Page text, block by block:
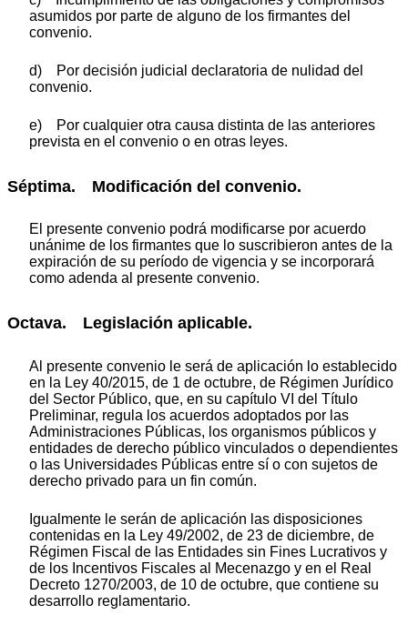
asumidos por parte de alguno de los firmantes del
convenio.
d) Por decisión judicial declaratoria de nulidad del
convenio.
e) Por cualquier otra causa distinta de las anteriores
prevista en el convenio o en otras leyes.
Séptima. Modificación del convenio.
El presente convenio podrá modificarse por acuerdo
unánime de los firmantes que lo suscribieron antes de la
expiración de su período de vigencia y se incorporará
como adenda al presente convenio.
Octava. Legislación aplicable.
Al presente convenio le será de aplicación lo establecido
en la Ley 40/2015, de 1 de octubre, de Régimen Jurídico
del Sector Público, que, en su capítulo VI del Título
Preliminar, regula los acuerdos adoptados por las
Administraciones Públicas, los organismos públicos y
entidades de derecho público vinculados o dependientes
o las Universidades Públicas entre sí o con sujetos de
derecho privado para un fin común.
Igualmente le serán de aplicación las disposiciones
contenidas en la Ley 49/2002, de 23 de diciembre, de
Régimen Fiscal de las Entidades sin Fines Lucrativos y
de los Incentivos Fiscales al Mecenazgo y en el Real
Decreto 1270/2003, de 10 de octubre, que contiene su
desarrollo reglamentario.